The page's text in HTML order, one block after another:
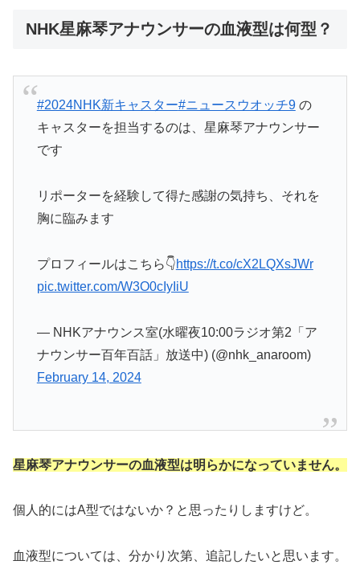
NHK星麻琴アナウンサーの血液型は何型？
#2024NHK新キャスター#ニュースウオッチ9の
キャスターを担当するのは、星麻琴アナウンサー
です
リポーターを経験して得た感謝の気持ち、それを
胸に臨みます
プロフィールはこちら👇https://t.co/cX2LQXsJWr
pic.twitter.com/W3O0cIyIiU
— NHKアナウンス室(水曜夜10:00ラジオ第2「ア
ナウンサー百年百話」放送中) (@nhk_anaroom)
February 14, 2024
星麻琴アナウンサーの血液型は明らかになっていません。
個人的にはA型ではないか？と思ったりしますけど。
血液型については、分かり次第、追記したいと思います。